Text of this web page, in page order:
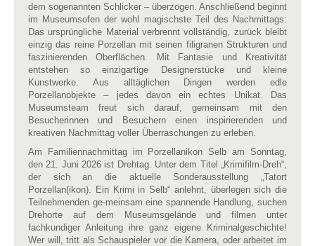
dem sogenannten Schlicker – überzogen. Anschließend beginnt
im Museumsofen der wohl magischste Teil des Nachmittags:
Das ursprüngliche Material verbrennt vollständig, zurück bleibt
einzig das reine Porzellan mit seinen filigranen Strukturen und
faszinierenden Oberflächen. Mit Fantasie und Kreativität
entstehen so einzigartige Designerstücke und kleine
Kunstwerke. Aus alltäglichen Dingen werden edle
Porzellanobjekte – jedes davon ein echtes Unikat. Das
Museumsteam freut sich darauf, gemeinsam mit den
Besucherinnen und Besuchern einen inspirierenden und
kreativen Nachmittag voller Überraschungen zu erleben.
Am Familiennachmittag im Porzellanikon Selb am Sonntag,
den 21. Juni 2026 ist Drehtag. Unter dem Titel „Krimifilm-Dreh“,
der sich an die aktuelle Sonderausstellung „Tatort
Porzellan(ikon). Ein Krimi in Selb“ anlehnt, überlegen sich die
Teilnehmenden ge-meinsam eine spannende Handlung, suchen
Drehorte auf dem Museumsgelände und filmen unter
fachkundiger Anleitung ihre ganz eigene Kriminalgeschichte!
Wer will, tritt als Schauspieler vor die Kamera, oder arbeitet im